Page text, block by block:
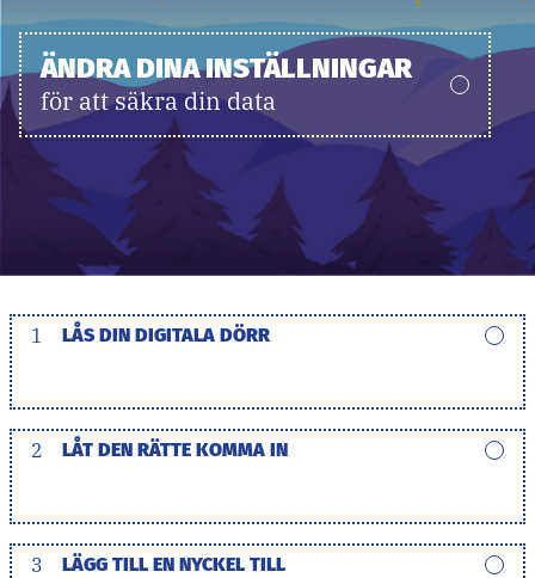
ÄNDRA DINA INSTÄLLNINGAR
för att säkra din data
1 LÅS DIN DIGITALA DÖRR
2 LÅT DEN RÄTTE KOMMA IN
3 LÄGG TILL EN NYCKEL TILL